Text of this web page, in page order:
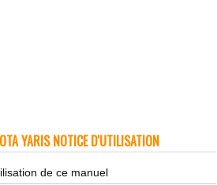
YARIS NOTICE D'UTILISATION
de ce manuel